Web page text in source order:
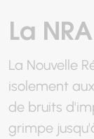
La
La Nouvelle
isolement
de bruits
grimpe